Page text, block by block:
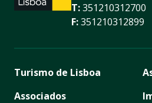
T:351210312700
F:351210312899
Turismo de Lisboa
Associados